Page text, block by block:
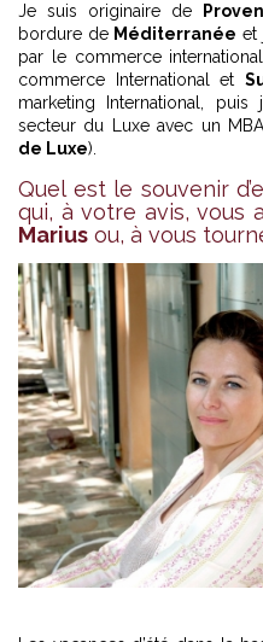
Je suis originaire de
bordure de Méditerranée et
par le commerce
commerce International et
marketing International,
secteur du Luxe avec un
de Luxe).
Quel est le souvenir
qui, à votre avis, vous
Marius ou, à vous